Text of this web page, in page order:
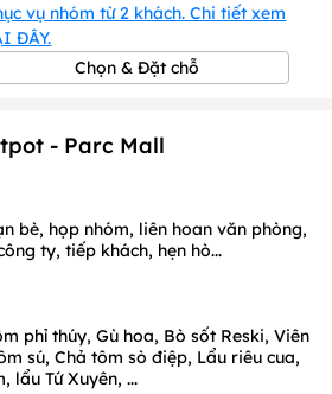
vụ nhóm từ 2 khách. Chi tiết xem
ĐÂY.
Chọn & Đặt chỗ
- Parc Mall
bè, họp nhóm, liên hoan văn phòng,
ty, tiếp khách, hẹn hò...
phỉ thúy, Gù hoa, Bò sốt Reski, Viên
sú, Chả tôm sò điệp, Lẩu riêu cua,
lẩu Tứ Xuyên, ...